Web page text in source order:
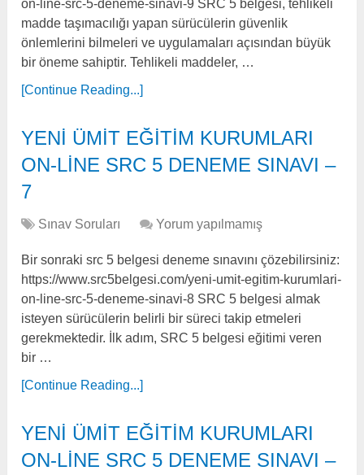
on-line-src-5-deneme-sinavi-9 SRC 5 belgesi, tehlikeli
madde taşımacılığı yapan sürücülerin güvenlik
önlemlerini bilmeleri ve uygulamaları açısından büyük
bir öneme sahiptir. Tehlikeli maddeler, …
[Continue Reading...]
YENİ ÜMİT EĞİTİM KURUMLARI
ON-LİNE SRC 5 DENEME SINAVI –
7
Sınav Soruları Yorum yapılmamış
Bir sonraki src 5 belgesi deneme sınavını çözebilirsiniz:
https://www.src5belgesi.com/yeni-umit-egitim-kurumlari-
on-line-src-5-deneme-sinavi-8 SRC 5 belgesi almak
isteyen sürücülerin belirli bir süreci takip etmeleri
gerekmektedir. İlk adım, SRC 5 belgesi eğitimi veren
bir …
[Continue Reading...]
YENİ ÜMİT EĞİTİM KURUMLARI
ON-LİNE SRC 5 DENEME SINAVI –